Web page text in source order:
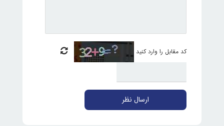
کد مقابل را وارد کنید
ارسال نظر